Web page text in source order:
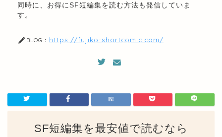
同時に、お得にSF短編集を読む方法も発信していま
す。
BLOG： https://fujiko-shortcomic.com/
SF短編集を最安値で読むなら